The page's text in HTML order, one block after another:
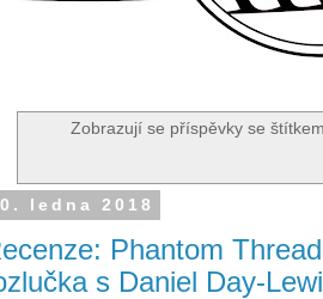
Zobrazují se příspěvky se
ledna 2018
Phantom
s Daniel Day-